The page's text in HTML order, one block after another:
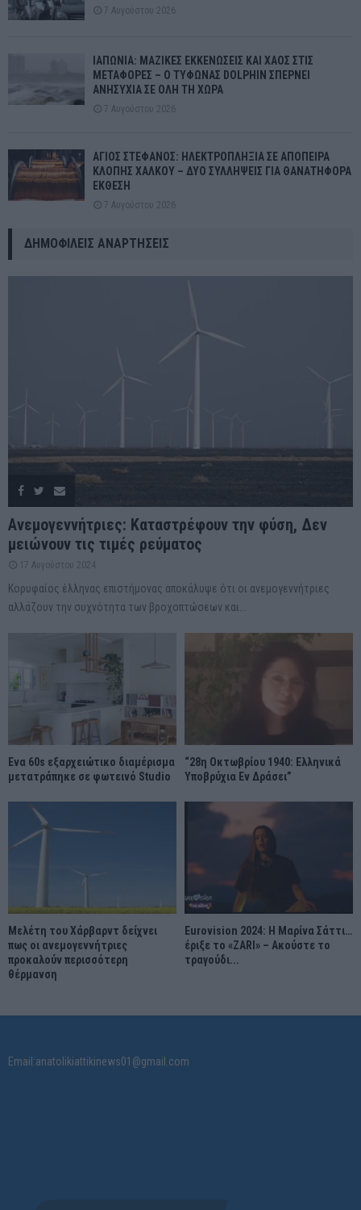
7 Αυγούστου 2026
ΙΑΠΩΝΙΑ: ΜΑΖΙΚΕΣ ΕΚΚΕΝΩΣΕΙΣ ΚΑΙ ΧΑΟΣ ΣΤΙΣ
ΜΕΤΑΦΟΡΕΣ – Ο ΤΥΦΩΝΑΣ DOLPHIN ΣΠΕΡΝΕΙ
ΑΝΗΣΥΧΙΑ ΣΕ ΟΛΗ ΤΗ ΧΩΡΑ
7 Αυγούστου 2026
ΑΓΙΟΣ ΣΤΕΦΑΝΟΣ: ΗΛΕΚΤΡΟΠΛΗΞΙΑ ΣΕ ΑΠΟΠΕΙΡΑ
ΚΛΟΠΗΣ ΧΑΛΚΟΥ – ΔΥΟ ΣΥΛΛΗΨΕΙΣ ΓΙΑ ΘΑΝΑΤΗΦΟΡΑ
ΕΚΘΕΣΗ
7 Αυγούστου 2026
ΔΗΜΟΦΙΛΕΊΣ ΑΝΑΡΤΉΣΕΙΣ
Ανεμογεννήτριες: Καταστρέφουν την φύση, Δεν
μειώνουν τις τιμές ρεύματος
17 Αυγούστου 2024
Κορυφαίος έλληνας επιστήμονας αποκάλυψε ότι οι ανεμογεννήτριες
αλλάζουν την συχνότητα των βροχοπτώσεων και...
Ένα 60s εξαρχειώτικο διαμέρισμα
μετατράπηκε σε φωτεινό Studio
“28η Οκτωβρίου 1940: Ελληνικά
Υποβρύχια Εν Δράσει”
Μελέτη του Χάρβαρντ δείχνει
πως οι ανεμογεννήτριες
προκαλούν περισσότερη
θέρμανση
Eurovision 2024: Η Μαρίνα Σάττι…
έριξε το «ZARI» – Ακούστε το
τραγούδι...
Email:anatolikiattikinews01@gmail.com